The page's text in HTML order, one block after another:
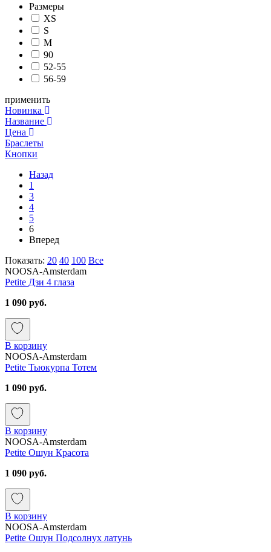
Размеры
XS
S
M
90
52-55
56-59
применить
Новинка
Название
Цена
Браслеты
Кнопки
Назад
1
3
4
5
6
Вперед
Показать: 20 40 100 Все
NOOSA-Amsterdam
Petite Дзи 4 глаза
1 090 руб.
В корзину
NOOSA-Amsterdam
Petite Тьюкурпа Тотем
1 090 руб.
В корзину
NOOSA-Amsterdam
Petite Ошун Красота
1 090 руб.
В корзину
NOOSA-Amsterdam
Petite Ошун Подсолнух латунь